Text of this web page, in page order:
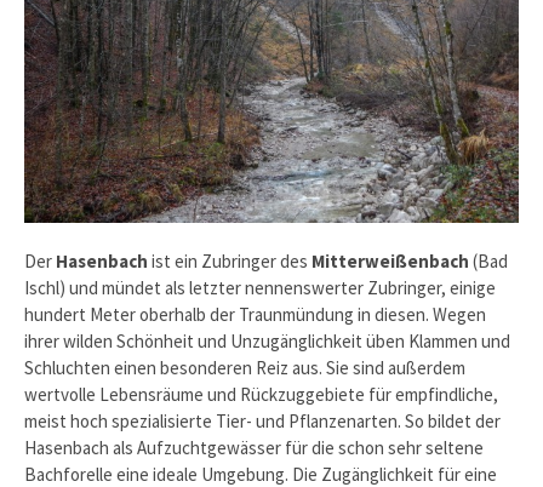
Der Hasenbach ist ein Zubringer des Mitterweißenbach (Bad
Ischl) und mündet als letzter nennenswerter Zubringer, einige
hundert Meter oberhalb der Traunmündung in diesen. Wegen
ihrer wilden Schönheit und Unzugänglichkeit üben Klammen und
Schluchten einen besonderen Reiz aus. Sie sind außerdem
wertvolle Lebensräume und Rückzuggebiete für empfindliche,
meist hoch spezialisierte Tier- und Pflanzenarten. So bildet der
Hasenbach als Aufzuchtgewässer für die schon sehr seltene
Bachforelle eine ideale Umgebung. Die Zugänglichkeit für eine